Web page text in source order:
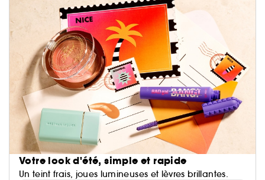
Votre look d'été, simple et rapide
Un teint frais, joues lumineuses et lèvres brillantes.